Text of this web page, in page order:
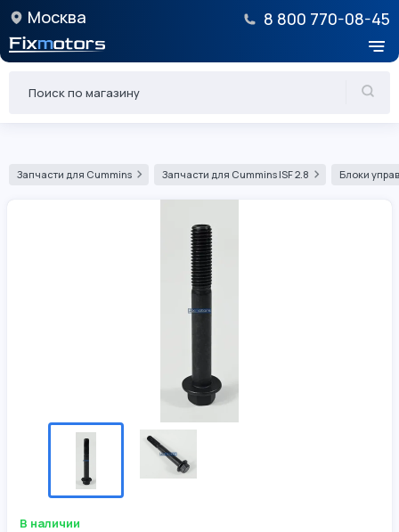
Москва 8 800 770-08-45
Запчасти для Cummins Запчасти для Cummins ISF 2.8 Блоки
В наличии